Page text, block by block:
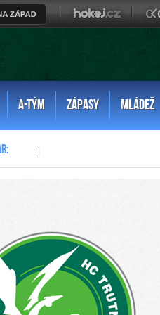
A-TÝM ZÁPASY MLÁDEŽ